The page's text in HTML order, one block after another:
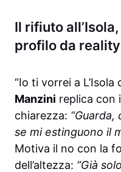
Il rifiuto
profilo da reality
“Io ti vorrei a L’Isola
Manzini replica con
chiarezza:
se mi estinguono il
Motiva il no con la
dell’altezza: “Già